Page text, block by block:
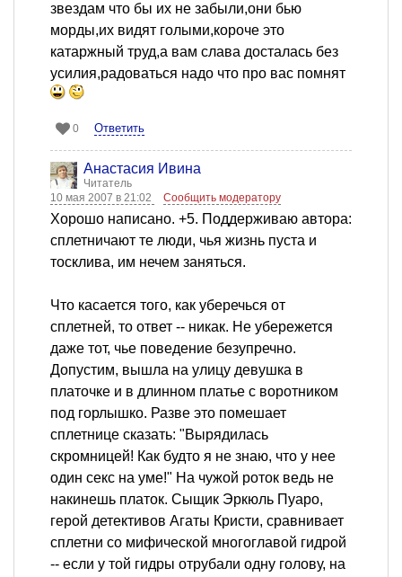
звездам что бы их не забыли,они бью
морды,их видят голыми,короче это
катаржный труд,а вам слава досталась без
усилия,радоваться надо что про вас помнят
0 Ответить
Анастасия Ивина
Читатель
10 мая 2007 в 21:02
Сообщить модератору
Хорошо написано. +5. Поддерживаю автора:
сплетничают те люди, чья жизнь пуста и
тосклива, им нечем заняться.
Что касается того, как уберечься от
сплетней, то ответ -- никак. Не убережется
даже тот, чье поведение безупречно.
Допустим, вышла на улицу девушка в
платочке и в длинном платье с воротником
под горлышко. Разве это помешает
сплетнице сказать: "Вырядилась
скромницей! Как будто я не знаю, что у нее
один секс на уме!" На чужой роток ведь не
накинешь платок. Сыщик Эркюль Пуаро,
герой детективов Агаты Кристи, сравнивает
сплетни со мифической многоглавой гидрой
-- если у той гидры отрубали одну голову, на